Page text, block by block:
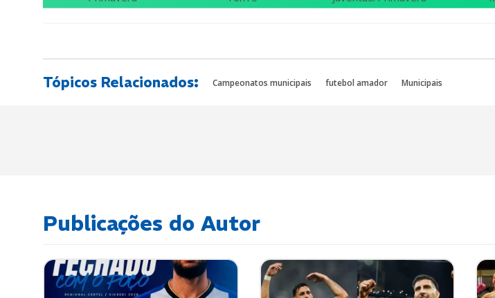
Tópicos Relacionados: Campeonatos municipais futebol amador Municipais
Publicações do Autor